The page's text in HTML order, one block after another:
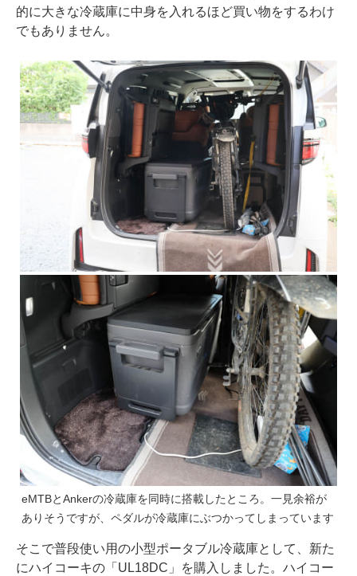
的に大きな冷蔵庫に中身を入れるほど買い物をするわけ
でもありません。
eMTBとAnkerの冷蔵庫を同時に搭載したところ。一見余裕が
ありそうですが、ペダルが冷蔵庫にぶつかってしまっています
そこで普段使い用の小型ポータブル冷蔵庫として、新た
にハイコーキの「UL18DC」を購入しました。ハイコー